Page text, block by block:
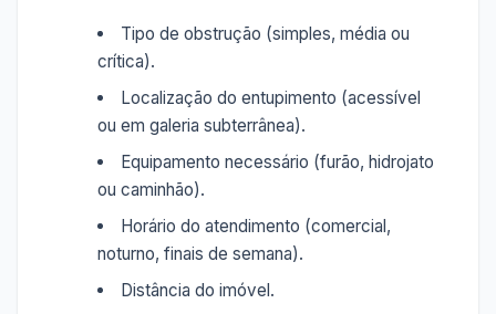
Tipo de obstrução (simples, média ou
crítica).
Localização do entupimento (acessível
ou em galeria subterrânea).
Equipamento necessário (furão, hidrojato
ou caminhão).
Horário do atendimento (comercial,
noturno, finais de semana).
Distância do imóvel.